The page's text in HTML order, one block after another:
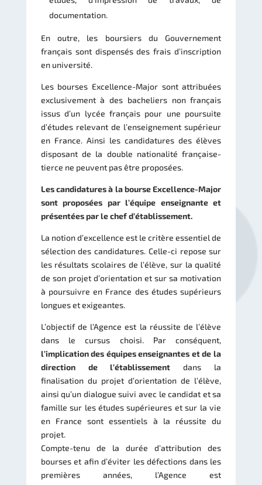
documentation.
En outre, les boursiers du Gouvernement
français sont dispensés des frais d’inscription
en université.
Les bourses Excellence-Major sont attribuées
exclusivement à des bacheliers non français
issus d’un lycée français pour une poursuite
d’études relevant de l’enseignement supérieur
en France. Ainsi les candidatures des élèves
disposant de la double nationalité française-
tierce ne peuvent pas être proposées.
Les candidatures à la bourse Excellence-Major
sont proposées par l’équipe enseignante et
présentées par le chef d’établissement.
La notion d’excellence est le critère essentiel de
sélection des candidatures. Celle-ci repose sur
les résultats scolaires de l’élève, sur la qualité
de son projet d’orientation et sur sa motivation
à poursuivre en France des études supérieurs
longues et exigeantes.
L’objectif de l’Agence est la réussite de l’élève
dans le cursus choisi. Par conséquent,
l’implication des équipes enseignantes et de la
direction de l’établissement dans la
finalisation du projet d’orientation de l’élève,
ainsi qu’un dialogue suivi avec le candidat et sa
famille sur les études supérieures et sur la vie
en France sont essentiels à la réussite du
projet.
Compte-tenu de la durée d’attribution des
bourses et afin d’éviter les défections dans les
premières années, l’Agence est